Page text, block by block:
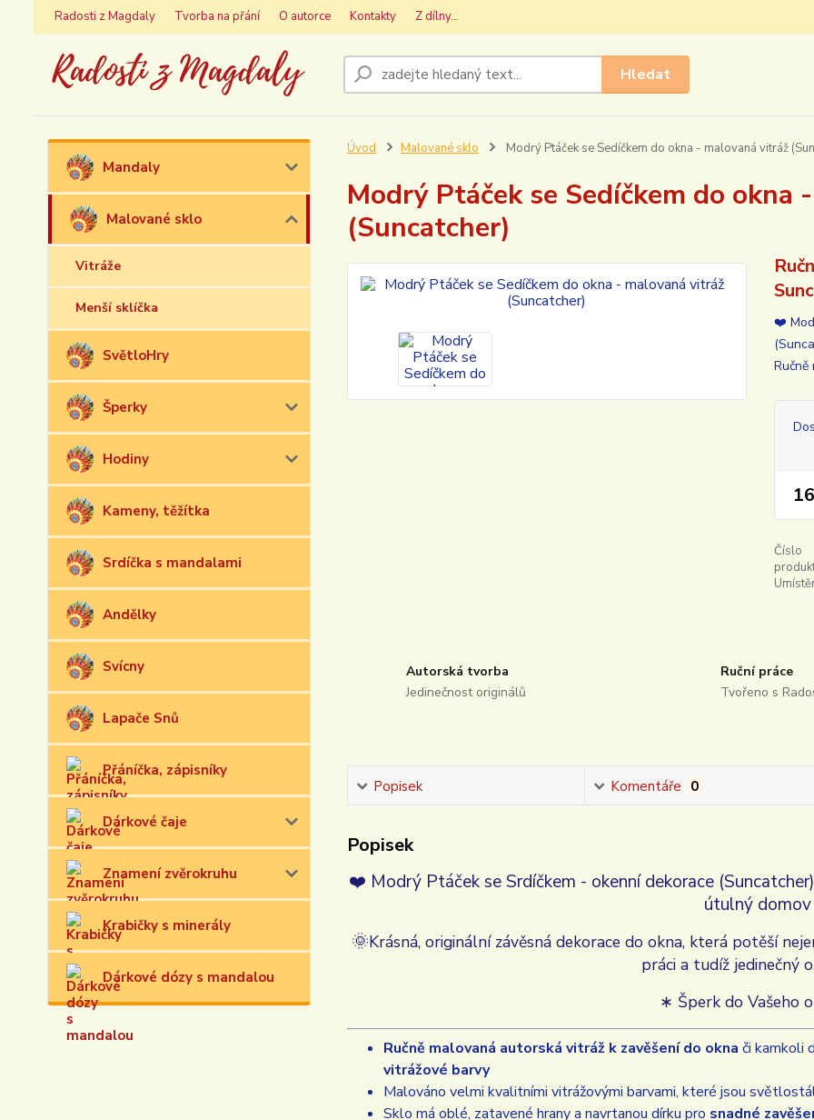
Radosti z Magdaly Tvorba na přání O autorce Kontakty Z dílny...
Hledat
Mandaly
Malované sklo
Vitráže
Menší sklíčka
SvětloHry
Šperky
Hodiny
Kameny, těžítka
Srdíčka s mandalami
Andělky
Svícny
Lapače Snů
Přáníčka, zápisníky
Dárkové čaje
Znamení zvěrokruhu
Krabičky s minerály
Dárkové dózy s mandalou
Úvod Malované sklo Modrý Ptáček se Sedíčkem do okna - malovaná vitráž
Modrý Ptáček se Sedíčkem do okna
(Suncatcher)
❤️
Ručně
Číslo
Autorská tvorba
Jedinečnost originálů
Ruční práce
Tvořeno s
Popisek Komentáře 0
Popisek
❤️ Modrý Ptáček se Srdíčkem - okenní dekorace
útulný domov
🌞Krásná, originální závěsná dekorace do okna, která potěší
práci a tudíž jedinečný
∗ Šperk do Vašeho
Ručně malovaná autorská vitráž k zavěšení do okna či kamkoli
vitrážové barvy
Malováno velmi kvalitními vitrážovými barvami, které jsou
Sklo má oblé, zatavené hrany a navrtanou dírku pro snadné